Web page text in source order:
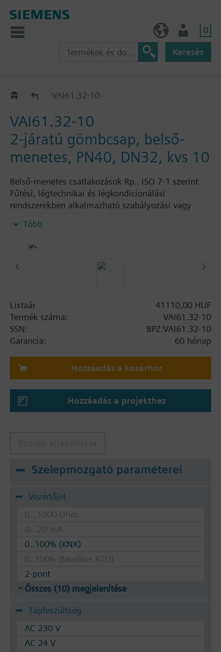
0
Keresés
VAI61..VAI61.32-10
VAI61.32-10
2-járatú gömbcsap, belső-
menetes, PN40, DN32, kvs 10
Belső-menetes csatlakozások Rp.. ISO 7-1 szerint
Fűtési, légtechnikai és légkondicionálási
rendszerekben alkalmazható szabályozási vagy
biztonsági elzáró szelepként. Zárt rendszerekhez.
Több
Listaár
41110,00 HUF
Termék száma:
VAI61.32-10
SSN:
BPZ:VAI61.32-10
Garancia:
60 hónap
Hozzáadás a kosárhoz
Hozzáadás a projekthez
Szelepmozgató paraméterei
Vezérlőjel
0...1000 Ohm
0...20 mA
0..100% (KNX)
0..100% (Modbus RTU)
2-pont
Összes (10) megjelenítése
Tápfeszültség
AC 230 V
AC 24 V